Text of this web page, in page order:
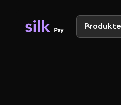
Produkte